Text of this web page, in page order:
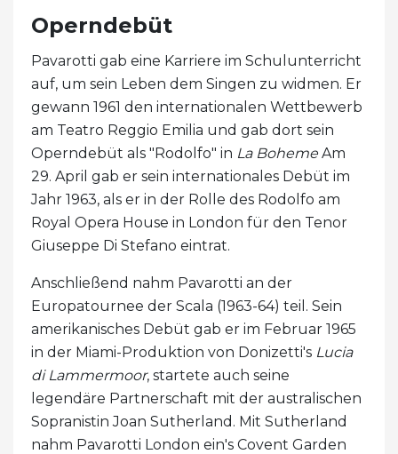
Operndebüt
Pavarotti gab eine Karriere im Schulunterricht
auf, um sein Leben dem Singen zu widmen. Er
gewann 1961 den internationalen Wettbewerb
am Teatro Reggio Emilia und gab dort sein
Operndebüt als "Rodolfo" in La BohemeAm
29. April gab er sein internationales Debüt im
Jahr 1963, als er in der Rolle des Rodolfo am
Royal Opera House in London für den Tenor
Giuseppe Di Stefano eintrat.
Anschließend nahm Pavarotti an der
Europatournee der Scala (1963-64) teil. Sein
amerikanisches Debüt gab er im Februar 1965
in der Miami-Produktion von Donizetti's Lucia
di Lammermoor, startete auch seine
legendäre Partnerschaft mit der australischen
Sopranistin Joan Sutherland. Mit Sutherland
nahm Pavarotti London ein's Covent Garden